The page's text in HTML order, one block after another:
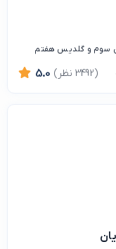
سوم و گلدیس هفتم
5.0 (3492 نظر)